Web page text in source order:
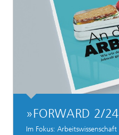
»FORWARD 2/24
Im Fokus: Arbeitswissenschaft